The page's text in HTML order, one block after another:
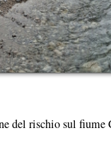
del rischio sul